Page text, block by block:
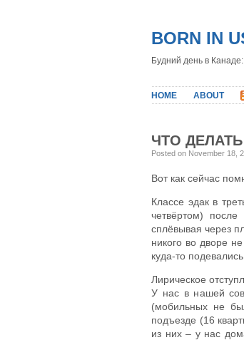
BORN IN
Будний день в
HOME ABOUT
ЧТО
Posted on November 18,
Вот как сейчас
Классе эдак в
четвёртом)
сплёвывая через
никого во дворе
куда-то подевались.
Лирическое
У нас в нашей
(мобильных не
подъезде (16
из них – у нас